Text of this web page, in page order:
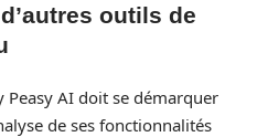
outils de
Peasy AI doit se démarquer
de ses fonctionnalités